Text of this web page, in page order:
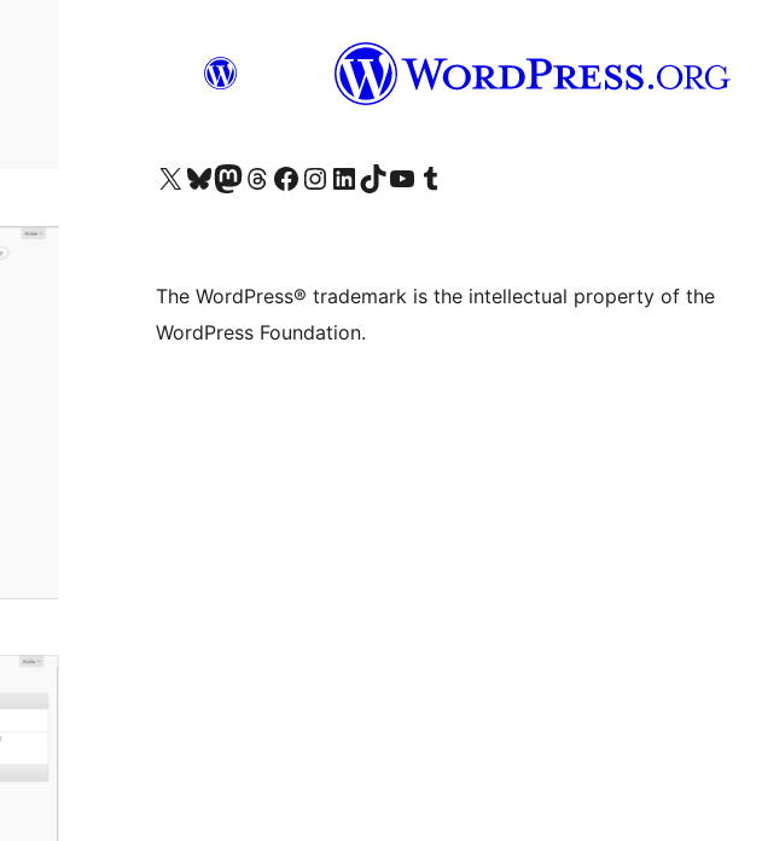
Visit our X (formerly Twitter) account
Visit our Bluesky account
Visit our Mastodon account
Visit our Threads account
Visit our Facebook page
Visit our Instagram account
Visit our LinkedIn account
Visit our TikTok account
Visit our YouTube channel
Visit our Tumblr account
The WordPress® trademark is the intellectual property of the
WordPress Foundation.